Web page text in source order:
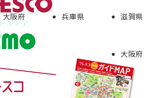
大阪府 兵庫県 滋賀県
大阪府